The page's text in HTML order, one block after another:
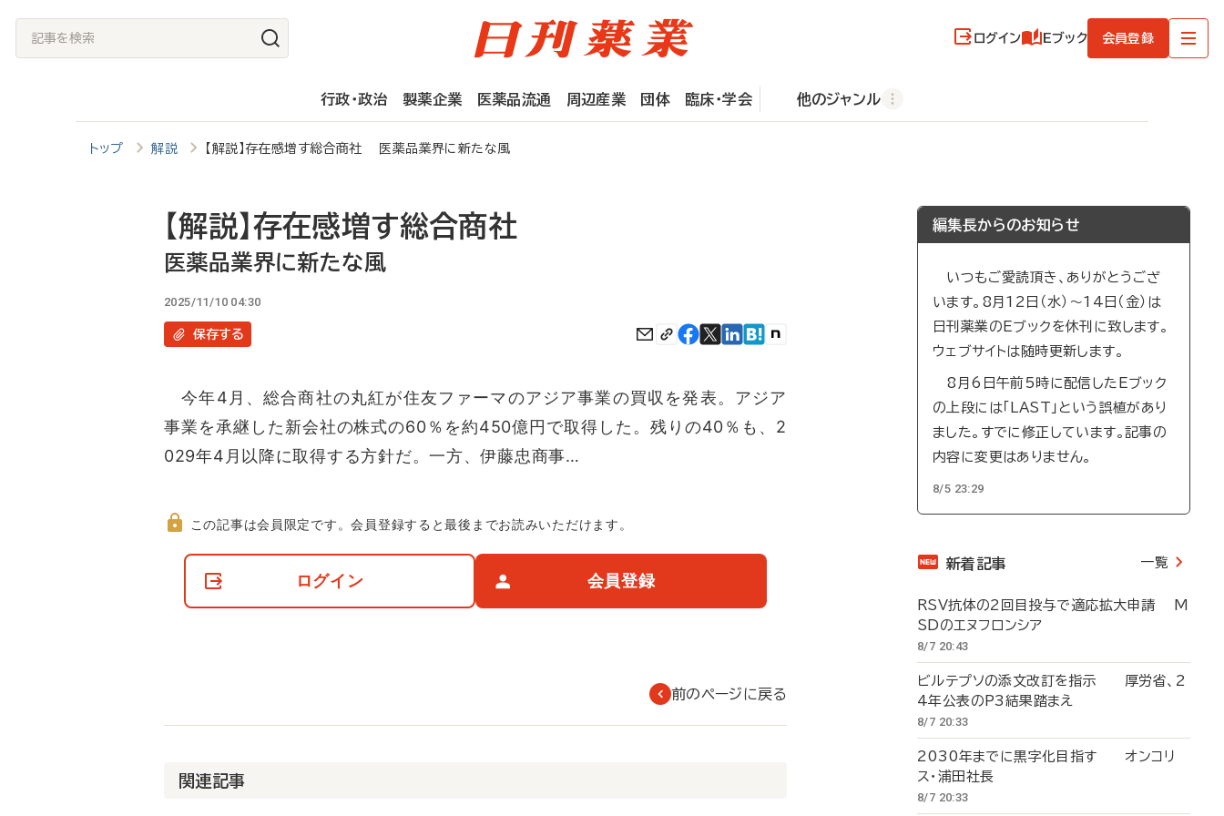
記
事
ログイン Eブック 会員登録
行政・政治 製薬企業 医薬品流通 周辺産業 団体 臨床・学会 他のジャンル
トップ 解説 【解説】存在感増す総合商社 医薬品業界に新たな風
【解説】存在感増す総合商社
医薬品業界に新たな風
2025/11/10 04:30
保存する
今年4月、総合商社の丸紅が住友ファーマのアジア事業の買収を発表。アジア
事業を承継した新会社の株式の60％を約450億円で取得した。残りの40％も、2
029年4月以降に取得する方針だ。一方、伊藤忠商事…
て
この記事は会員限定です。会員登録すると最後までお読みいただけます。
ログイン 会員登録
前のページに戻る
関連記事
編集長からのお知らせ
いつもご愛読頂き、ありがとうござ
います。8月12日（水）～14日（金）は
日刊薬業のEブックを休刊に致します。
ウェブサイトは随時更新します。
8月6日午前5時に配信したEブック
の上段には「LAST」という誤植があり
ました。すでに修正しています。記事の
内容に変更はありません。
8/5 23:29
新着記事 一覧
RSV抗体の2回目投与で適応拡大申請 M
SDのエヌフロンシア
8/7 20:43
ビルテプソの添文改訂を指示 厚労省、2
4年公表のP3結果踏まえ
8/7 20:33
2030年までに黒字化目指す オンコリ
ス・浦田社長
8/7 20:33